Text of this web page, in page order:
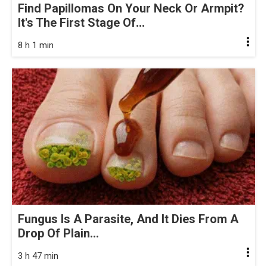
Find Papillomas On Your Neck Or Armpit?
It's The First Stage Of...
8 h 1 min
Fungus Is A Parasite, And It Dies From A
Drop Of Plain...
3 h 47 min